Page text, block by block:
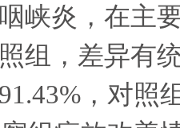
峡炎，在主
照组，差异有
91.43% ，对照